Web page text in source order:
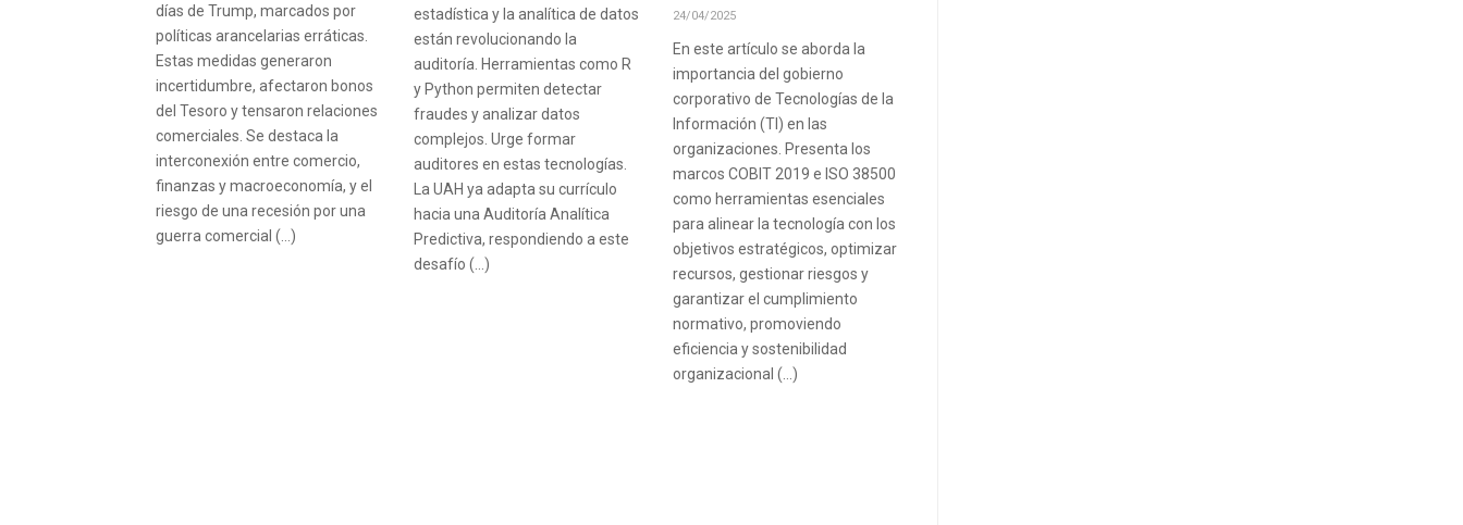
días de Trump, marcados por
políticas arancelarias erráticas.
Estas medidas generaron
incertidumbre, afectaron bonos
del Tesoro y tensaron relaciones
comerciales. Se destaca la
interconexión entre comercio,
finanzas y macroeconomía, y el
riesgo de una recesión por una
guerra comercial (…)
estadística y la analítica de datos
están revolucionando la
auditoría. Herramientas como R
y Python permiten detectar
fraudes y analizar datos
complejos. Urge formar
auditores en estas tecnologías.
La UAH ya adapta su currículo
hacia una Auditoría Analítica
Predictiva, respondiendo a este
desafío (…)
24/04/2025
En este artículo se aborda la
importancia del gobierno
corporativo de Tecnologías de la
Información (TI) en las
organizaciones. Presenta los
marcos COBIT 2019 e ISO 38500
como herramientas esenciales
para alinear la tecnología con los
objetivos estratégicos, optimizar
recursos, gestionar riesgos y
garantizar el cumplimiento
normativo, promoviendo
eficiencia y sostenibilidad
organizacional (…)